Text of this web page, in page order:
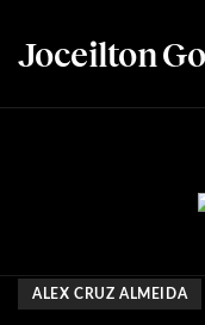
Joceilton
ALEX CRUZ ALMEIDA